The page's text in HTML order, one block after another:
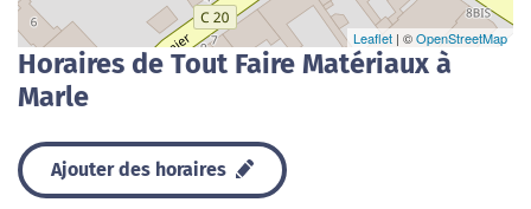
Leaflet | ©OpenStreetMap
Horaires de Tout Faire Matériaux à
Marle
Ajouter des horaires